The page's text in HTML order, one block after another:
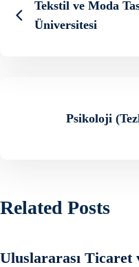
Tekstil ve Moda
Üniversitesi
Psikoloji
Related Posts
Uluslararası Ticaret